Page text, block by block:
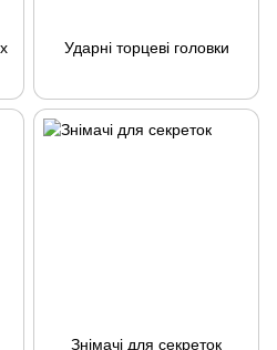
Ударні торцеві головки
Знімачі для секреток